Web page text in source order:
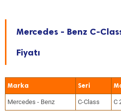
Mercedes - Benz C-
Fiyatı
Marka Seri
Mercedes - Benz C-Class C